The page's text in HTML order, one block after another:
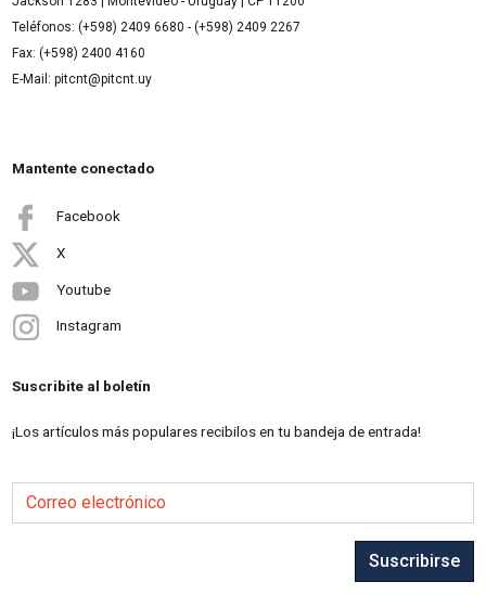
Teléfonos: (+598) 2409 6680 - (+598) 2409 2267
Fax: (+598) 2400 4160
E-Mail: pitcnt@pitcnt.uy
Mantente conectado
Facebook
X
Youtube
Instagram
Suscribite al boletín
¡Los artículos más populares recibilos en tu bandeja de entrada!
Correo electrónico
Suscribirse